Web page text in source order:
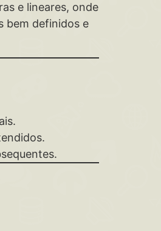
e lineares, onde
bem definidos e